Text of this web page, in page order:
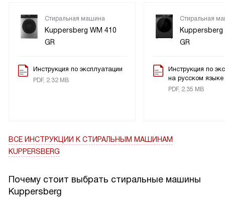
Стиральная машина
Kuppersberg WM 410
GR
Инструкция по эксплуатации
PDF, 2.32 MB
Стиральная
Kuppersberg
GR
Инструкция по
на русском языке
PDF, 2.35 MB
ВСЕ ИНСТРУКЦИИ К СТИРАЛЬНЫМ МАШИНАМ
KUPPERSBERG
Почему стоит выбрать стиральные машины
Kuppersberg